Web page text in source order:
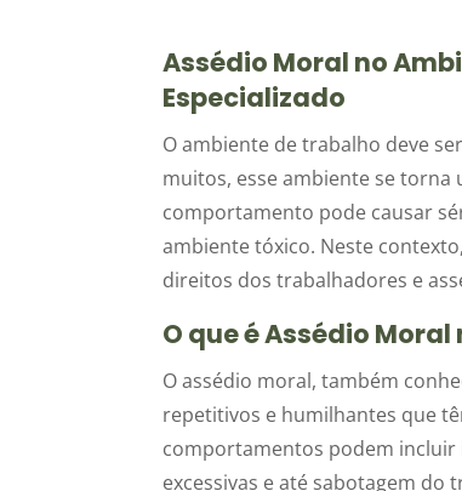
Assédio Moral no
Especializado
O ambiente de trabalho deve
muitos, esse ambiente se torna
comportamento pode causar
ambiente tóxico. Neste
direitos dos trabalhadores e
O que é Assédio
O assédio moral, também
repetitivos e humilhantes que
comportamentos podem
excessivas e até sabotagem do